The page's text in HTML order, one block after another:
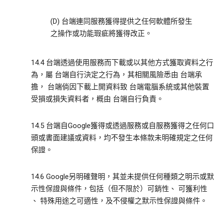
(D) 台端連同服務獲得提供之任何軟體所發生
之操作或功能瑕疵將獲得改正。
14.4 台端透過使用服務而下載或以其他方式獲取資料之行
為，屬 台端自行決定之行為，其相關風險悉由 台端承
擔， 台端倘因下載上開資料致 台端電腦系統或其他裝置
受損或損失資料者，概由 台端自行負責。
14.5 台端自Google獲得或透過服務或自服務獲得之任何口
頭或書面建議或資料，均不發生本條款未明確規定之任何
保證。
14.6 Google另明確聲明，其並未提供任何種類之明示或默
示性保證與條件，包括（但不限於）可銷性、 可獲利性
、 特殊用途之可適性，及不侵權之默示性保證與條件。